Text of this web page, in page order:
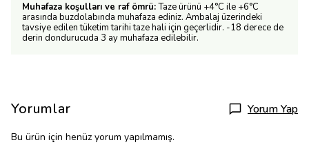
Muhafaza koşulları ve raf ömrü:Taze ürünü +4°C ile +6°C
arasında buzdolabında muhafaza ediniz. Ambalaj üzerindeki
tavsiye edilen tüketim tarihi taze hali için geçerlidir. -18 derece de
derin dondurucuda 3 ay muhafaza edilebilir.
Yorumlar Yorum Yap
Bu ürün için henüz yorum yapılmamış.